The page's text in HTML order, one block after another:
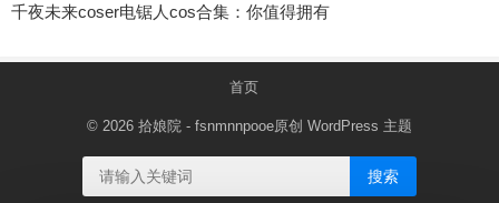
千夜未来coser电锯人cos合集：你值得拥有
首页
© 2026 拾娘院 - fsnmnnpooe原创 WordPress 主题
搜索